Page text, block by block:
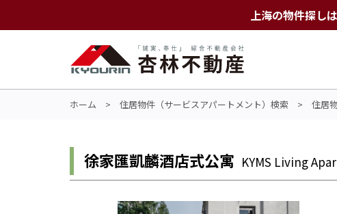
上海の物件探し
ホーム > 住居物件（サービスアパートメント）検索 > 住居
徐家匯凱麟酒店式公寓 KYMS Living